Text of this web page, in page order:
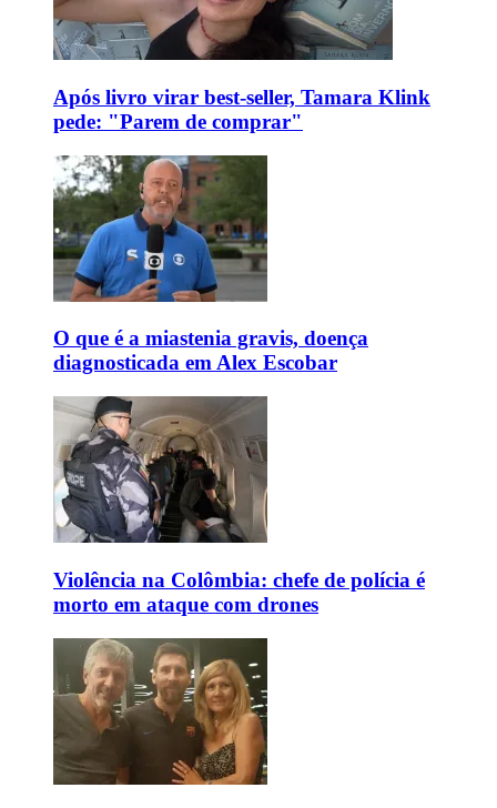
Após livro virar best-seller, Tamara Klink
pede: "Parem de comprar"
O que é a miastenia gravis, doença
diagnosticada em Alex Escobar
Violência na Colômbia: chefe de polícia é
morto em ataque com drones